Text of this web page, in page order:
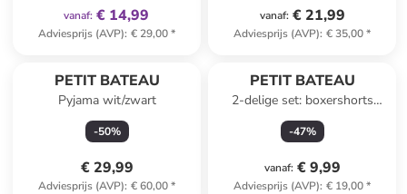
vanaf: € 14,99
Adviesprijs (AVP): € 29,00*
vanaf: € 21,99
Adviesprijs (AVP): € 35,00*
PETIT BATEAU
Pyjama wit/zwart
-50%
€ 29,99
Adviesprijs (AVP): € 60,00*
PETIT BATEAU
2-delige set: boxershorts
lichtblauw/wit
-47%
vanaf: € 9,99
Adviesprijs (AVP): € 19,00*